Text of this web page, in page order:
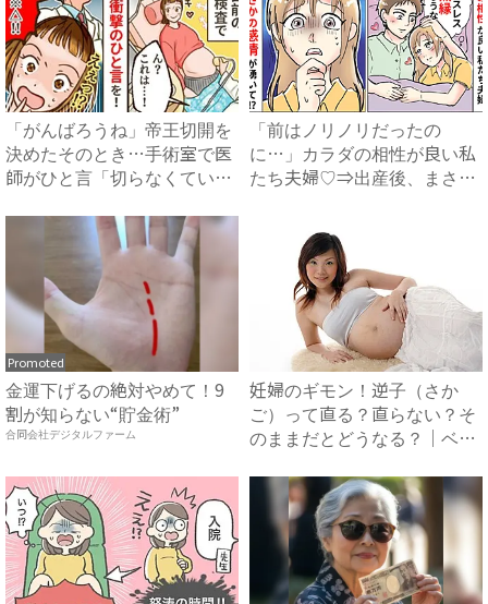
「がんばろうね」帝王切開を
決めたそのとき…手術室で医
師がひと言「切らなくてい
「前はノリノリだったの
に…」カラダの相性が良い私
たち夫婦♡⇒出産後、まさか
Promoted
金運下げるの絶対やめて！9
割が知らない“貯金術”
合同会社デジタルファーム
妊婦のギモン！逆子（さか
ご）って直る？直らない？そ
のままだとどうなる？｜ベビ